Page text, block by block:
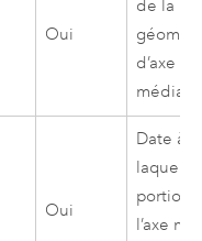
Oui
de la
d’axe
médian
Oui
Date à
laquelle
portion
l’axe